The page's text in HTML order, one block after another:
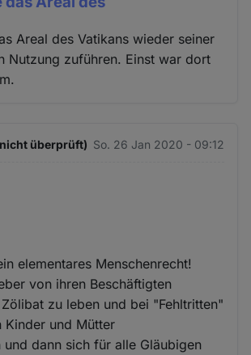
Areal des Vatikans wieder seiner
Nutzung zuführen. Einst war dort
überprüft) So. 26 Jan 2020 - 09:12
elementares Menschenrecht!
von ihren Beschäftigten
zu leben und bei "Fehltritten"
Kinder und Mütter
und dann sich für alle Gläubigen